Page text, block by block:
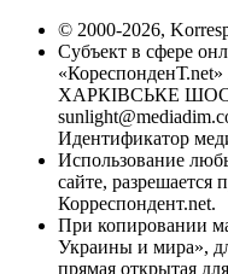
© 2000-2026,
Субъект в сфере
ХАРКІВСЬКЕ ШОСЕ,
Идентификатор
Использование
сайте, разрешается
Корреспондент.net.
При копировании
Украины и мира»,
прямая открытая